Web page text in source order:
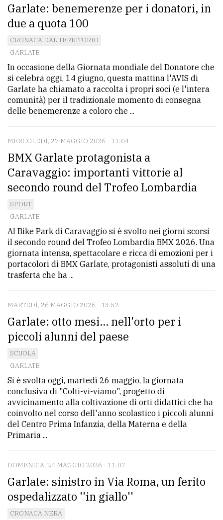
Garlate: benemerenze per i donatori, in
due a quota 100
CRONACA DAL TERRITORIO
GARLATE
In occasione della Giornata mondiale del Donatore che
si celebra oggi, 14 giugno, questa mattina l'AVIS di
Garlate ha chiamato a raccolta i propri soci (e l'intera
comunità) per il tradizionale momento di consegna
delle benemerenze a coloro che ...
MERCOLEDÌ, 27 MAGGIO 2026 - 11:04
BMX Garlate protagonista a
Caravaggio: importanti vittorie al
secondo round del Trofeo Lombardia
SPORT
GARLATE
Al Bike Park di Caravaggio si è svolto nei giorni scorsi
il secondo round del Trofeo Lombardia BMX 2026. Una
giornata intensa, spettacolare e ricca di emozioni per i
portacolori di BMX Garlate, protagonisti assoluti di una
trasferta che ha ...
MARTEDÌ, 26 MAGGIO 2026 - 13:52
Garlate: otto mesi... nell'orto per i
piccoli alunni del paese
SCUOLA
GARLATE
Si è svolta oggi, martedì 26 maggio, la giornata
conclusiva di "Colti-vi-viamo", progetto di
avvicinamento alla coltivazione di orti didattici che ha
coinvolto nel corso dell'anno scolastico i piccoli alunni
del Centro Prima Infanzia, della Materna e della
Primaria ...
DOMENICA, 24 MAGGIO 2026 - 11:07
Garlate: sinistro in Via Roma, un ferito
ospedalizzato ''in giallo''
CRONACA NERA